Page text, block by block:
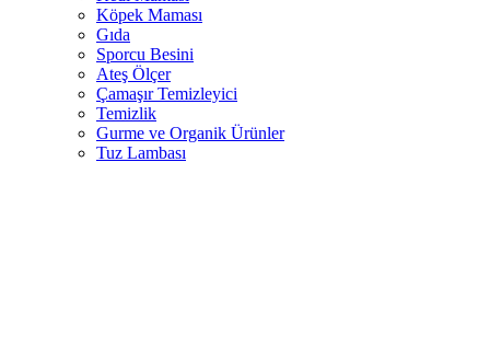
Köpek Maması
Gıda
Sporcu Besini
Ateş Ölçer
Çamaşır Temizleyici
Temizlik
Gurme ve Organik Ürünler
Tuz Lambası